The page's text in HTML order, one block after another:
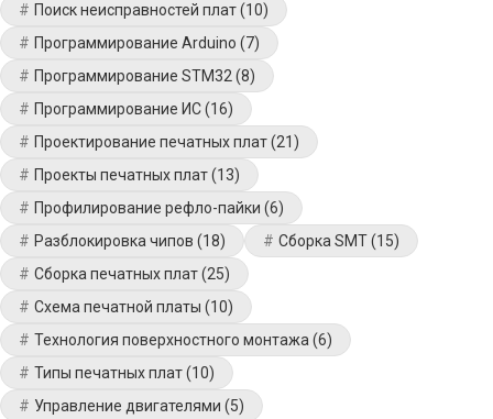
Поиск неисправностей плат(10)
Программирование Arduino (7)
Программирование STM32 (8)
Программирование ИС(16)
Проектирование печатных плат(21)
Проекты печатных плат(13)
Профилирование рефло-пайки (6)
Разблокировка чипов (18) Сборка SMT(15)
Сборка печатных плат(25)
Схема печатной платы (10)
Технология поверхностного монтажа (6)
Типы печатных плат(10)
Управление двигателями (5)